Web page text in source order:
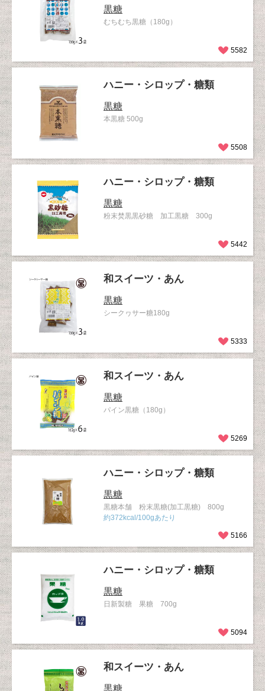
黒糖
むちむち黒糖（180g）
5582
ハニー・シロップ・糖類
黒糖
本黒糖 500g
5508
ハニー・シロップ・糖類
黒糖
粉末焚黒黒砂糖 加工黒糖 300g
5442
和スイーツ・あん
黒糖
シークヮサー糖180g
5333
和スイーツ・あん
黒糖
パイン黒糖（180g）
5269
ハニー・シロップ・糖類
黒糖
黒糖本舗 粉末黒糖(加工黒糖) 800g
約372kcal/100gあたり
5166
ハニー・シロップ・糖類
黒糖
日新製糖 果糖 700g
5094
和スイーツ・あん
黒糖